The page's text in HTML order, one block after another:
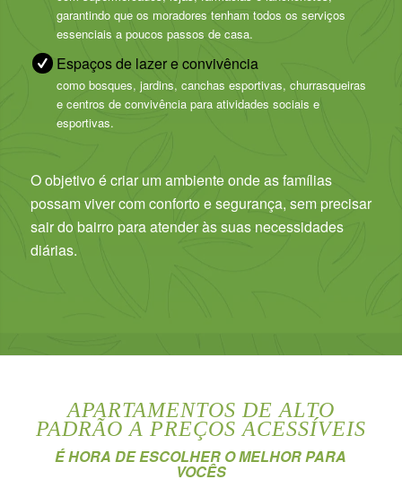
garantindo que os moradores tenham todos os serviços
essenciais a poucos passos de casa.
Espaços de lazer e convivência
como bosques, jardins, canchas esportivas, churrasqueiras
e centros de convivência para atividades sociais e
esportivas.
O objetivo é criar um ambiente onde as famílias
possam viver com conforto e segurança, sem precisar
sair do bairro para atender às suas necessidades
diárias.
APARTAMENTOS DE ALTO
PADRÃO A PREÇOS ACESSÍVEIS
É HORA DE ESCOLHER O MELHOR PARA
VOCÊS